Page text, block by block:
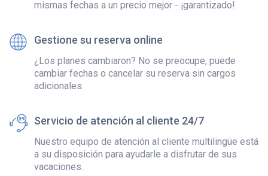
mismas fechas a un precio mejor - ¡garantizado!
Gestione su reserva online
¿Los planes cambiaron? No se preocupe, puede
cambiar fechas o cancelar su reserva sin cargos
adicionales.
Servicio de atención al cliente 24/7
Nuestro equipo de atención al cliente multilingüe está
a su disposición para ayudarle a disfrutar de sus
vacaciones.